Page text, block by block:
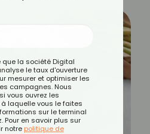
que la société Digital
le taux d'ouverture
mesurer et optimiser les
campagnes. Nous
vous ouvrez les
à laquelle vous le faites
sur le terminal
Pour en savoir plus sur
notre politique de